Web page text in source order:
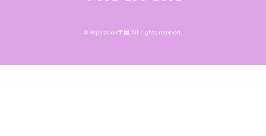
© Aspiration学園 All rights reserved.